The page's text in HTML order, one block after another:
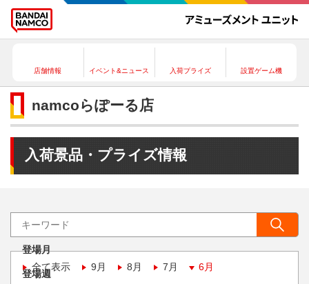
店舗情報 イベント&ニュース 入荷プライズ 設置ゲーム機
namcoらぽーる店
入荷景品・プライズ情報
登場月
全て表示
9月 8月 7月 6月
登場週